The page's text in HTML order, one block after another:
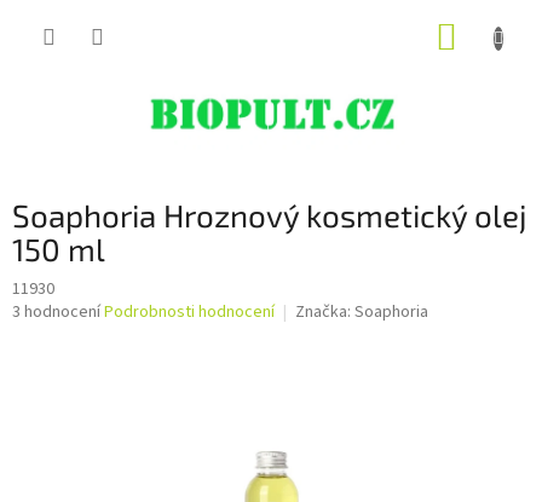
Soaphoria Hroznový kosmetický olej
150 ml
11930
Průměrné
3 hodnoceníPodrobnosti hodnocení Značka: Soaphoria